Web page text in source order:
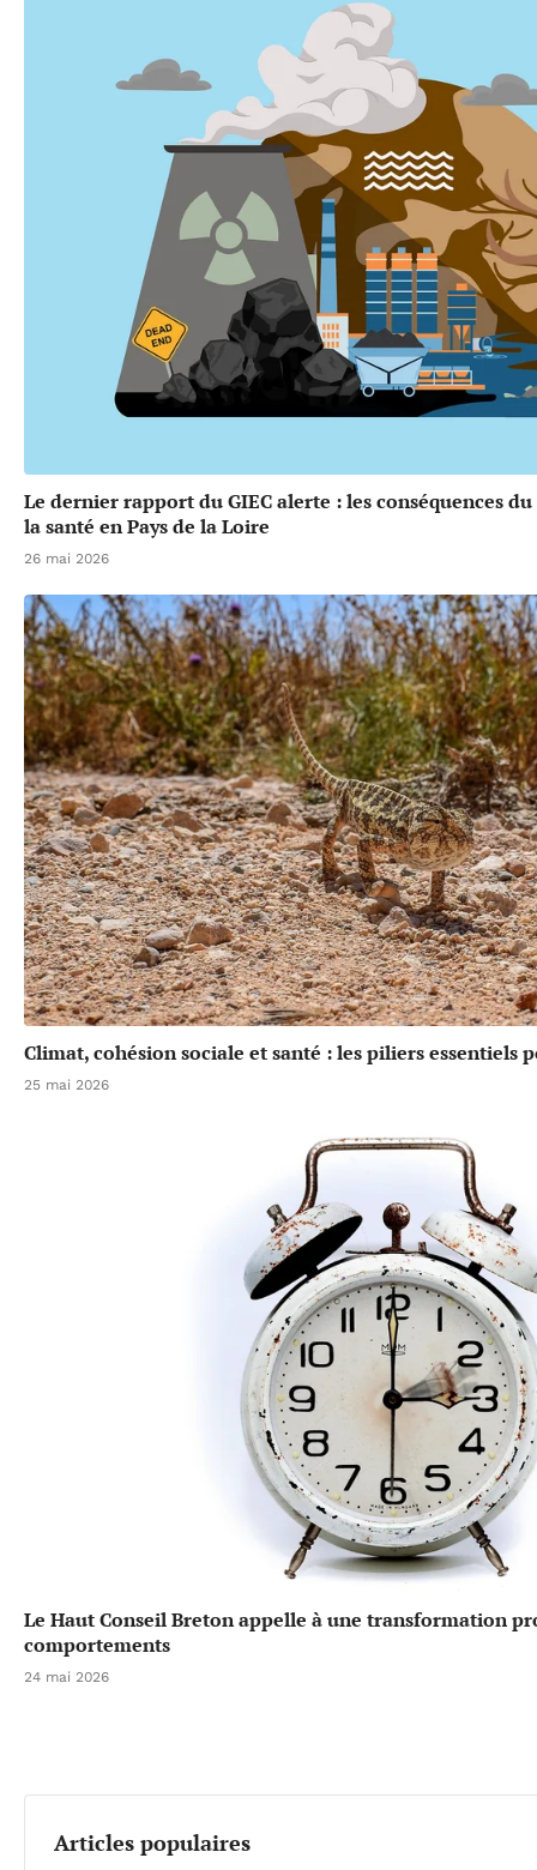
Le dernier rapport du GIEC alerte : les conséquences
la santé en Pays de la Loire
26 mai 2026
Climat, cohésion sociale et santé : les piliers essentiels
25 mai 2026
Le Haut Conseil Breton appelle à une transformation
comportements
24 mai 2026
Articles populaires